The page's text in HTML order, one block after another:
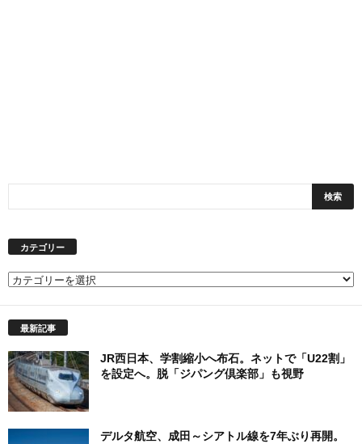
カテゴリー
カ
最新記事
JR西日本、学割縮小へ布石。ネットで「U22割」
を設定へ。脱「ジパング倶楽部」も視野
デルタ航空、成田～シアトル線を7年ぶり再開。